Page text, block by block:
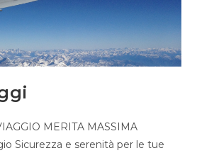
MERITA MASSIMA
Sicurezza e serenità per le tue